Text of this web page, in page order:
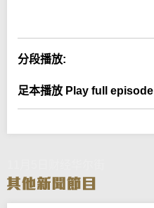
分段播放:
足本播放 Play full episode